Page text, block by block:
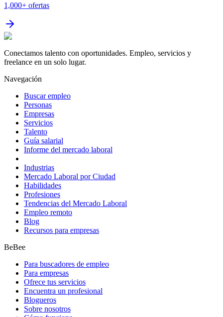
1,000+ ofertas
Conectamos talento con oportunidades. Empleo, servicios y
freelance en un solo lugar.
Navegación
Buscar empleo
Personas
Empresas
Servicios
Talento
Guía salarial
Informe del mercado laboral
Industrias
Mercado Laboral por Ciudad
Habilidades
Profesiones
Tendencias del Mercado Laboral
Empleo remoto
Blog
Recursos para empresas
BeBee
Para buscadores de empleo
Para empresas
Ofrece tus servicios
Encuentra un profesional
Blogueros
Sobre nosotros